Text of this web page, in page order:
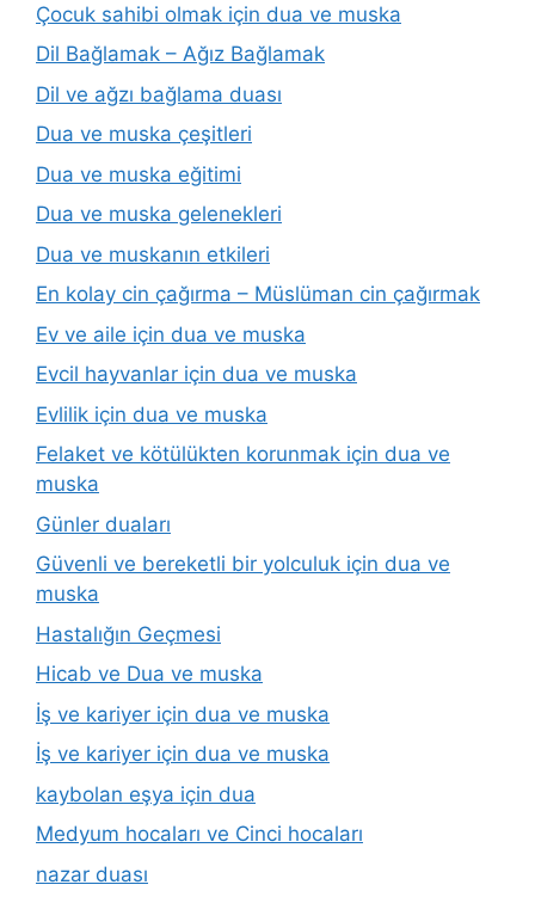
Çocuk sahibi olmak için dua ve muska
Dil Bağlamak – Ağız Bağlamak
Dil ve ağzı bağlama duası
Dua ve muska çeşitleri
Dua ve muska eğitimi
Dua ve muska gelenekleri
Dua ve muskanın etkileri
En kolay cin çağırma – Müslüman cin çağırmak
Ev ve aile için dua ve muska
Evcil hayvanlar için dua ve muska
Evlilik için dua ve muska
Felaket ve kötülükten korunmak için dua ve
muska
Günler duaları
Güvenli ve bereketli bir yolculuk için dua ve
muska
Hastalığın Geçmesi
Hicab ve Dua ve muska
İş ve kariyer için dua ve muska
İş ve kariyer için dua ve muska
kaybolan eşya için dua
Medyum hocaları ve Cinci hocaları
nazar duası